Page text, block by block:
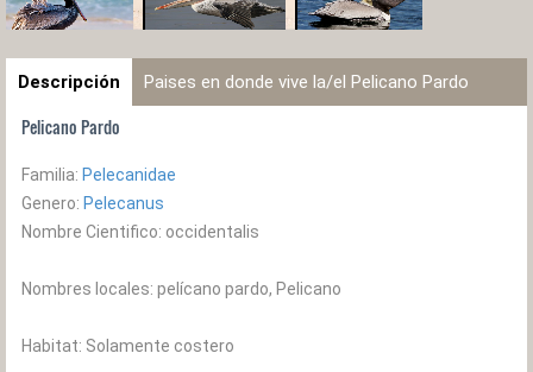
Descripción Paises en donde vive la/el Pelicano Pardo
Pelicano Pardo
Familia: Pelecanidae
Genero: Pelecanus
Nombre Cientifico: occidentalis
Nombres locales: pelícano pardo, Pelicano
Habitat: Solamente costero